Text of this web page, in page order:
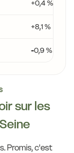
+0,4 %
+8,1 %
-0,9 %
sur les
Promis, c'est